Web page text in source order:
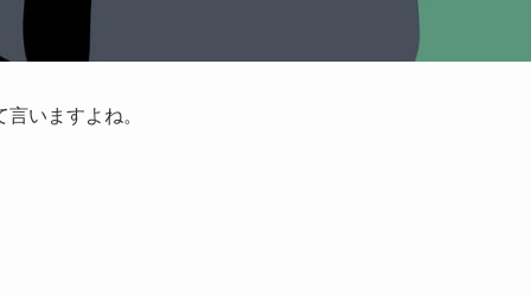
いますよね。